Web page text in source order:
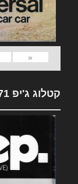
«
קטלוג ג'יפ 1971